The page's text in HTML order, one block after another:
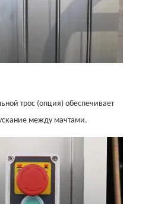
трос (опция) обеспечивает
между мачтами.